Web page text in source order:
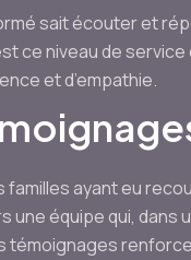
sait écouter et
ce niveau de
et d’empathie.
ayant eu
une équipe qui, dans
témoignages